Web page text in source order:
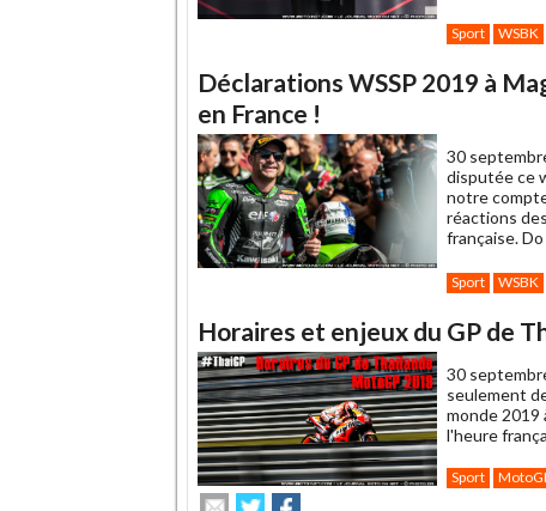
Sport WSBK
Déclarations WSSP 2019 à
en France !
30
disputée ce
notre
réactions
française.
Sport WSBK
Horaires et enjeux du GP de
30
seulement
monde 2019
l'heure
Sport
EnvoyerPartager